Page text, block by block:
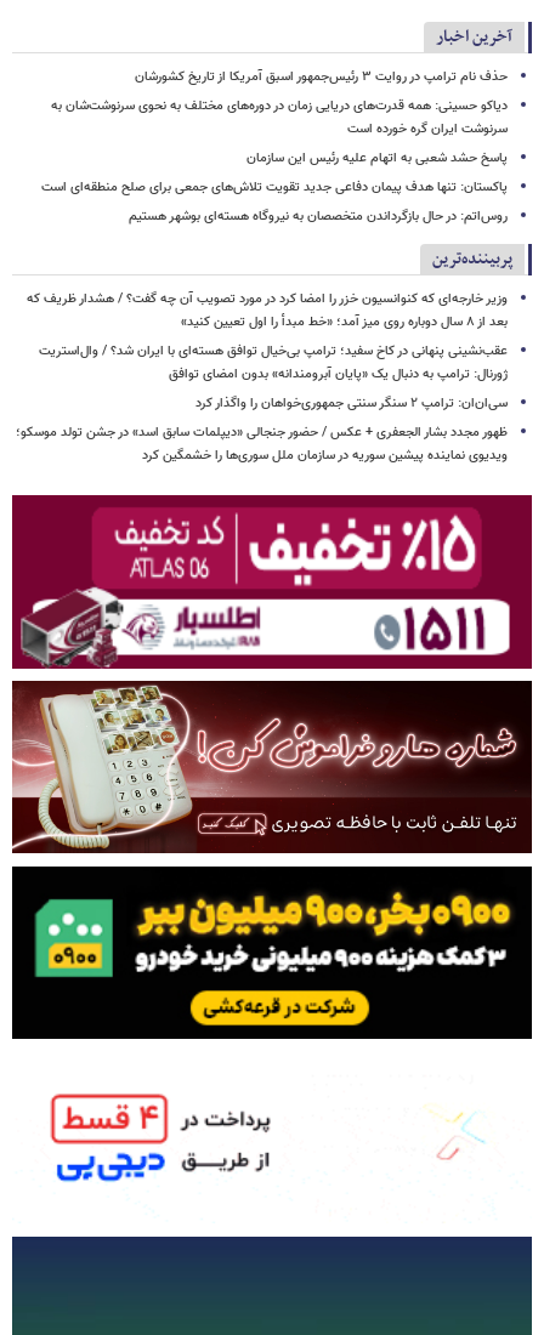
آخرین اخبار
حذف نام ترامپ در روایت ۳ رئیس‌جمهور اسبق آمریکا از تاریخ کشورشان
دیاکو حسینی: همه قدرت‌های دریایی زمان در دوره‌های مختلف به نحوی سرنوشت‌شان به
سرنوشت ایران گره خورده است
پاسخ حشد شعبی به اتهام‌ علیه رئیس این سازمان
پاکستان: تنها هدف پیمان دفاعی جدید تقویت تلاش‌های جمعی برای صلح منطقه‌ای است
روس‌اتم: در حال بازگرداندن متخصصان به نیروگاه هسته‌ای بوشهر هستیم
پربیننده‌ترین
وزیر خارجه‌ای که کنوانسیون خزر را امضا کرد در مورد تصویب آن چه گفت؟ / هشدار ظریف که
بعد از ۸ سال دوباره روی میز آمد؛ «خط مبدأ را اول تعیین کنید»
عقب‌نشینی پنهانی در کاخ سفید؛ ترامپ بی‌خیال توافق هسته‌ای با ایران شد؟ / وال‌استریت
ژورنال: ترامپ به دنبال یک «پایان آبرومندانه» بدون امضای توافق
سی‌ان‌ان: ترامپ ۲ سنگر سنتی جمهوری‌خواهان را واگذار کرد
ظهور مجدد بشار الجعفری + عکس / حضور جنجالی «دیپلمات سابق اسد» در جشن تولد موسکو؛
ویدیوی نماینده پیشین سوریه در سازمان ملل سوری‌ها را خشمگین کرد